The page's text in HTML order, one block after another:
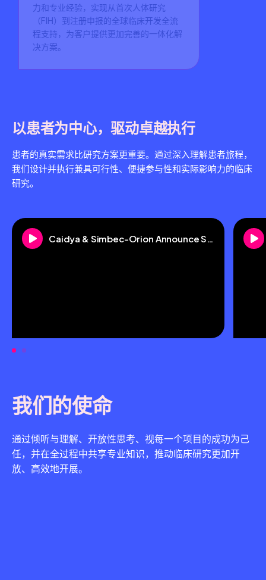
以患者为中心，驱动卓越执行
患者的真实需求比研究方案更重要。通过深入理解患者旅程，
我们设计并执行兼具可行性、便捷参与性和实际影响力的临床
研究。
Caidya & Simbec-Orion Announce Strategic Combination
我们的使命
通过倾听与理解、开放性思考、视每一个项目的成功为己
任，并在全过程中共享专业知识，推动临床研究更加开
放、高效地开展。